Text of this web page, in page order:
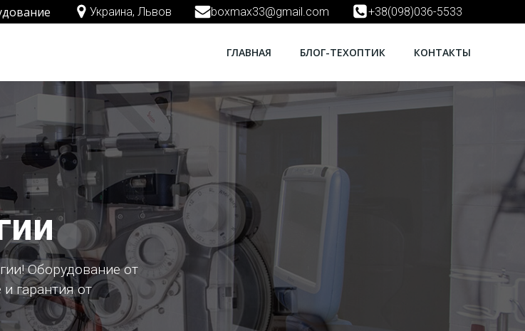
Украина, Львов boxmax33@gmail.com +38(098)036-5533
ГЛАВНАЯ БЛОГ-ТЕХОПТИК КОНТАКТЫ
Оборудование от
гарантия от